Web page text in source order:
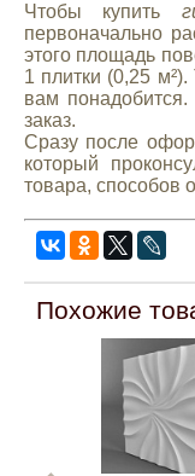
Чтобы купить
первоначально
этого площадь
1 плитки (0,25 м²).
вам
заказ.
Сразу после
который
товара, способов
Похожие